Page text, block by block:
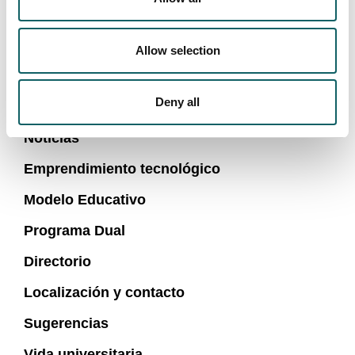
Allow selection
Deny all
FORMACIÓN PROFESIONAL
FORMACIÓN CONTINUA
Entrega de diplomas
Noticias
Emprendimiento tecnológico
Modelo Educativo
Programa Dual
Directorio
Localización y contacto
Sugerencias